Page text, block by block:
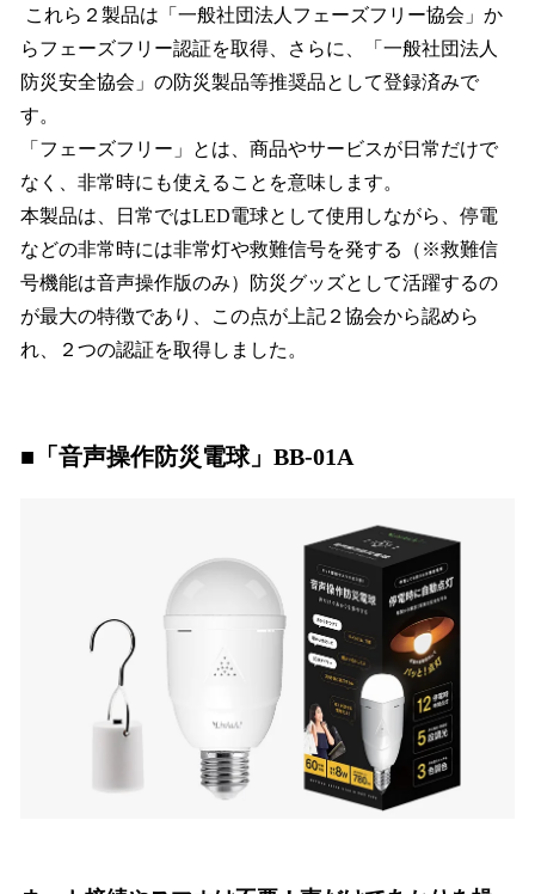
これら２製品は「一般社団法人フェーズフリー協会」か
らフェーズフリー認証を取得、さらに、「一般社団法人
防災安全協会」の防災製品等推奨品として登録済みで
す。
「フェーズフリー」とは、商品やサービスが日常だけで
なく、非常時にも使えることを意味します。
本製品は、日常ではLED電球として使用しながら、停電
などの非常時には非常灯や救難信号を発する（※救難信
号機能は音声操作版のみ）防災グッズとして活躍するの
が最大の特徴であり、この点が上記２協会から認めら
れ、２つの認証を取得しました。
■「音声操作防災電球」BB-01A